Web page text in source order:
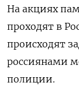
На акциях
проходят в
происходят
россиянами
полиции.